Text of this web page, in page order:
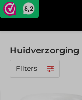
8,2
Huidverzorging
Filters